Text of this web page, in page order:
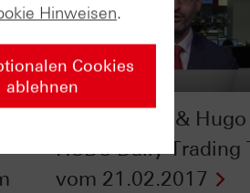
MSCI World &
HSBC Daily Trading
vom 21.02.2017
Hinweisen.
Cookies
ablehnen